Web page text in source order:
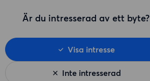
Är du intresserad av ett byte?
Inte intresserad
Visa intresse